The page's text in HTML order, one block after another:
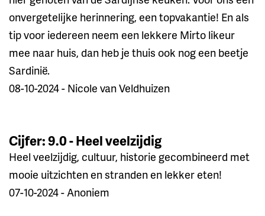
onvergetelijke herinnering, een topvakantie! En als
tip voor iedereen neem een lekkere Mirto likeur
mee naar huis, dan heb je thuis ook nog een beetje
Sardinië.
08-10-2024 - Nicole van Veldhuizen
Cijfer: 9.0 - Heel veelzijdig
Heel veelzijdig, cultuur, historie gecombineerd met
mooie uitzichten en stranden en lekker eten!
07-10-2024 - Anoniem